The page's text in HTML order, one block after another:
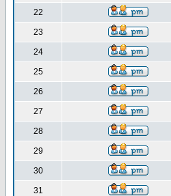
22
23
24
25
26
27
28
29
30
31